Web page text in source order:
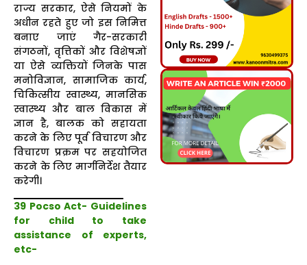
राज्य सरकार, ऐसे नियमों के
अधीन रहते हुए जो इस निमित्त
बनाए जाएं गैर-सरकारी
संगठनों, वृत्तिकों और विशेषज्ञों
या ऐसे व्यक्तियों जिनके पास
मनोविज्ञान, सामाजिक कार्य,
चिकित्सीय स्वास्थ्य, मानसिक
स्वास्थ्य और बाल विकास में
ज्ञान है, बालक को सहायता
करने के लिए पूर्व विचारण और
विचारण प्रक्रम पर सहयोजित
करने के लिए मार्गनिर्देश तैयार
करेगी।
39 Pocso Act- Guidelines
for child to take
assistance of experts,
etc-